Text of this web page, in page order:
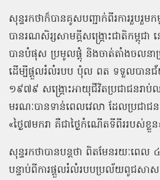
សុន្ទរកថាក៏បានគូសបញ្ជាក់ពីរការរួបរួម
បានរណសិរ្សសាមគ្គីសង្គ្រោះជាតិកម្ពុជា
បានបំផុស ប្រមូលផ្តុំ និងចាត់តាំងចលនាប្រ
ដើម្បីផ្តួលរំលំរបប ប៉ុល ពត ទទួលបានជ័យជ
១៩៧៩ សង្គ្រោះអាយុជីវិតប្រជាជនរាប់
មរណៈបានទាន់ពេលវេលា ដែលប្រជាជន
«ថ្ងៃ៧មករា គឺជាថ្ងៃកំណើតទីពីររបស់ខ្លួ
សុន្ទរកថាបានបន្តថា ពិតមែនរយៈពេល
បន្ទាប់ពីការផ្តួលរំលំរបបប្រល័យពូជសាស